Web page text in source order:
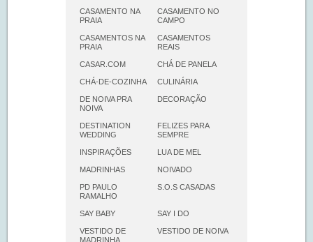
CASAMENTO NA
PRAIA
CASAMENTO NO
CAMPO
CASAMENTOS NA
PRAIA
CASAMENTOS
REAIS
CASAR.COM CHÁ DE PANELA
CHÁ-DE-COZINHA CULINÁRIA
DE NOIVA PRA
NOIVA
DECORAÇÃO
DESTINATION
WEDDING
FELIZES PARA
SEMPRE
INSPIRAÇÕES LUA DE MEL
MADRINHAS NOIVADO
PD PAULO
RAMALHO
S.O.S CASADAS
SAY BABY SAY I DO
VESTIDO DE
MADRINHA
VESTIDO DE NOIVA